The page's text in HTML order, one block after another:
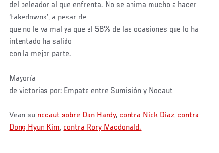
del peleador al que enfrenta. No se anima mucho a hacer
‘takedowns’, a pesar de
que no le va mal ya que el 58% de las ocasiones que lo ha
intentado ha salido
con la mejor parte.
Mayoría
de victorias por: Empate entre Sumisión y Nocaut
Vean su nocaut sobre Dan Hardy, contra Nick Diaz, contra
Dong Hyun Kim, contra Rory Macdonald.